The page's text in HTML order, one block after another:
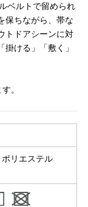
ベルトで留められ
保ちながら、帯な
トドアシーンに対
ける」「敷く」
。
リエステル